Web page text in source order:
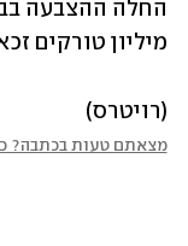
מיליון טורקים
(רויטרס)
מצאתם טעות בכתבה?